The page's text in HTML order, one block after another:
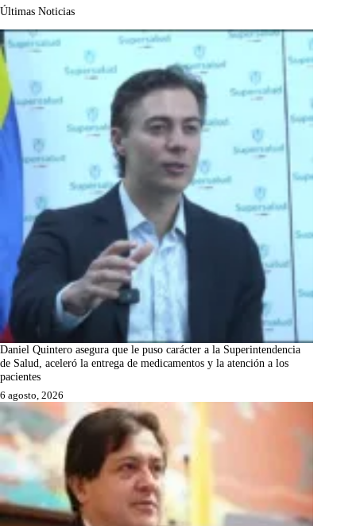
Últimas Noticias
Daniel Quintero asegura que le puso carácter a la Superintendencia
de Salud, aceleró la entrega de medicamentos y la atención a los
pacientes
6 agosto, 2026